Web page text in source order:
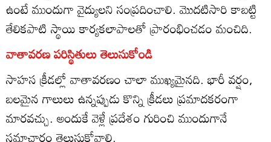
ఉంటే ముందుగా వైద్యులని సంప్రదించాలి. మొదటిసారి కాబట్టి
తేలికపాటి స్థాయి కార్యకలాపాలతో ప్రారంభించడం మంచిది.
వాతావరణ పరిస్థితులు తెలుసుకోండి
సాహస క్రీడల్లో వాతావరణం చాలా ముఖ్యమైనది. భారీ వర్షం,
బలమైన గాలులు ఉన్నప్పుడు కొన్ని క్రీడలు ప్రమాదకరంగా
మారవచ్చు. అందుకే వెళ్లే ప్రదేశం గురించి ముందుగానే